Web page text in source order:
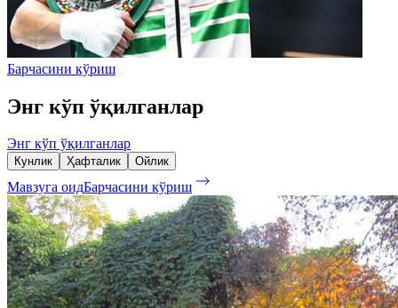
Барчасини кўриш
Энг кўп ўқилганлар
Энг кўп ўқилганлар
Кунлик Ҳафталик Ойлик
Мавзуга оидБарчасини кўриш